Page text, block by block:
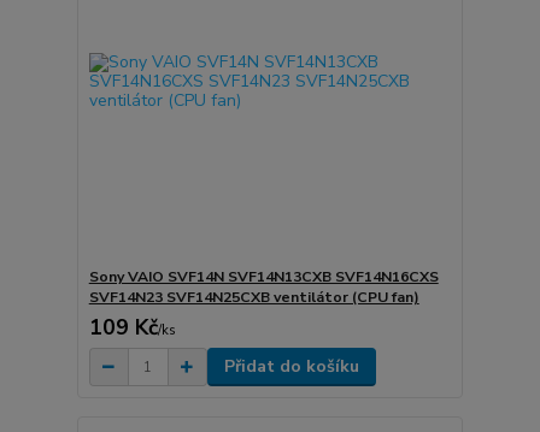
Sony VAIO SVF14N SVF14N13CXB SVF14N16CXS
SVF14N23 SVF14N25CXB ventilátor (CPU fan)
109 Kč/ks
Přidat do košíku